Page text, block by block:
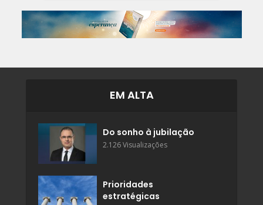
EM ALTA
Do sonho à jubilação
2.126 Visualizações
Prioridades
estratégicas